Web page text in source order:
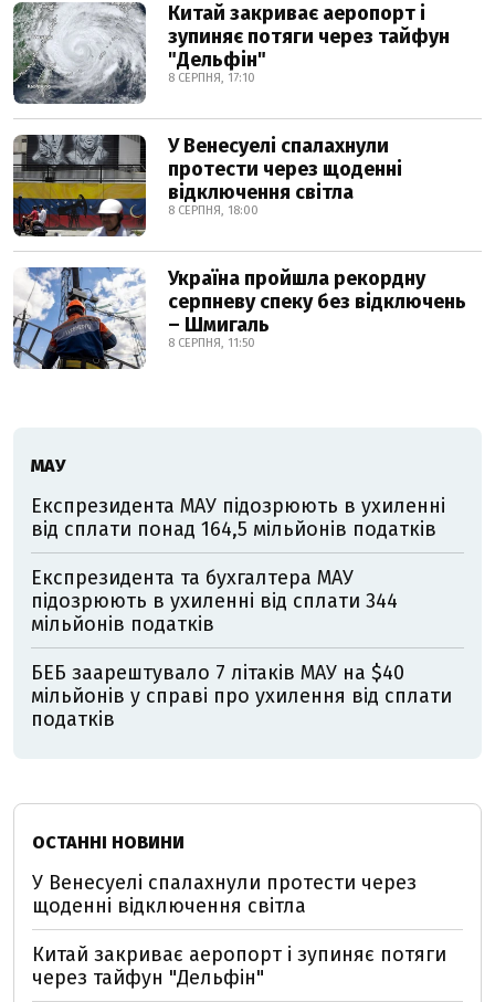
Китай закриває аеропорт і
зупиняє потяги через тайфун
"Дельфін"
8 СЕРПНЯ, 17:10
У Венесуелі спалахнули
протести через щоденні
відключення світла
8 СЕРПНЯ, 18:00
Україна пройшла рекордну
серпневу спеку без відключень
– Шмигаль
8 СЕРПНЯ, 11:50
МАУ
Експрезидента МАУ підозрюють в ухиленні
від сплати понад 164,5 мільйонів податків
Експрезидента та бухгалтера МАУ
підозрюють в ухиленні від сплати 344
мільйонів податків
БЕБ заарештувало 7 літаків МАУ на $40
мільйонів у справі про ухилення від сплати
податків
ОСТАННІ НОВИНИ
У Венесуелі спалахнули протести через
щоденні відключення світла
Китай закриває аеропорт і зупиняє потяги
через тайфун "Дельфін"